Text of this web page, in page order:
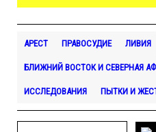
АРЕСТ ПРАВОСУДИЕ ЛИВИЯ
БЛИЖНИЙ ВОСТОК И СЕВЕРНАЯ
ИССЛЕДОВАНИЯ ПЫТКИ И